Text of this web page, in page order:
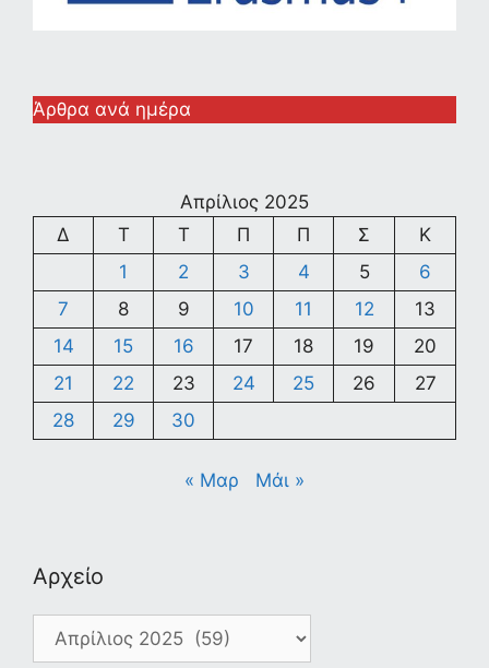
Άρθρα ανά ημέρα
Απρίλιος 2025
Δ
Τ Τ Π Π Σ
Κ
1
2 3 4 5
6
7
8 9 10 11 12
13
14
15 16 17 18 19
20
21
22 23 24 25 26
27
28
29 30
« Μαρ Μάι »
Αρχείο
Αρχείο